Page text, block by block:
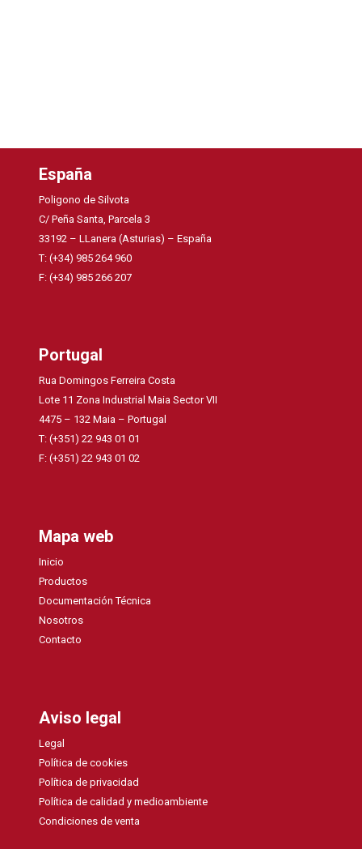
España
Poligono de Silvota
C/ Peña Santa, Parcela 3
33192 – LLanera (Asturias) – España
T: (+34) 985 264 960
F: (+34) 985 266 207
Portugal
Rua Domingos Ferreira Costa
Lote 11 Zona Industrial Maia Sector VII
4475 – 132 Maia – Portugal
T: (+351) 22 943 01 01
F: (+351) 22 943 01 02
Mapa web
Inicio
Productos
Documentación Técnica
Nosotros
Contacto
Aviso legal
Legal
Política de cookies
Política de privacidad
Política de calidad y medioambiente
Condiciones de venta